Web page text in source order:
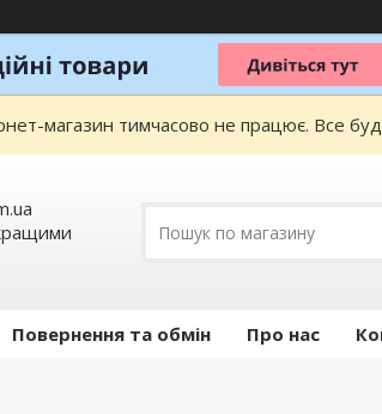
магазин тимчасово не працює. Все
Повернення та обмін Про нас